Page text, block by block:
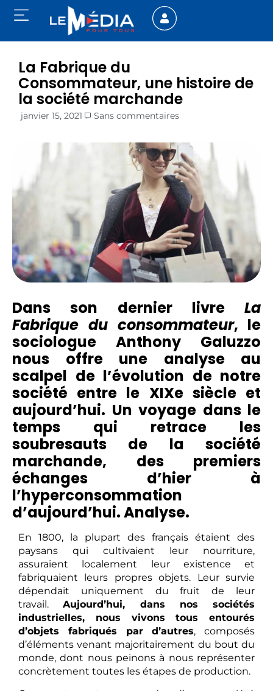
La Fabrique du
Consommateur, une histoire de
la société marchande
janvier 15, 2021 Sans commentaires
Dans son dernier livre La
Fabrique du consommateur, le
sociologue Anthony Galuzzo
nous offre une analyse au
scalpel de l’évolution de notre
société entre le XIXe siècle et
aujourd’hui. Un voyage dans le
temps qui retrace les
soubresauts de la société
marchande, des premiers
échanges d’hier à
l’hyperconsommation
d’aujourd’hui. Analyse.
En 1800, la plupart des français étaient des
paysans qui cultivaient leur nourriture,
assuraient localement leur existence et
fabriquaient leurs propres objets. Leur survie
dépendait uniquement du fruit de leur
travail.Aujourd’hui, dans nos sociétés
industrielles, nous vivons tous entourés
d’objets fabriqués par d’autres, composés
d’éléments venant majoritairement du bout du
monde, dont nous peinons à nous représenter
concrètement toutes les étapes de production.